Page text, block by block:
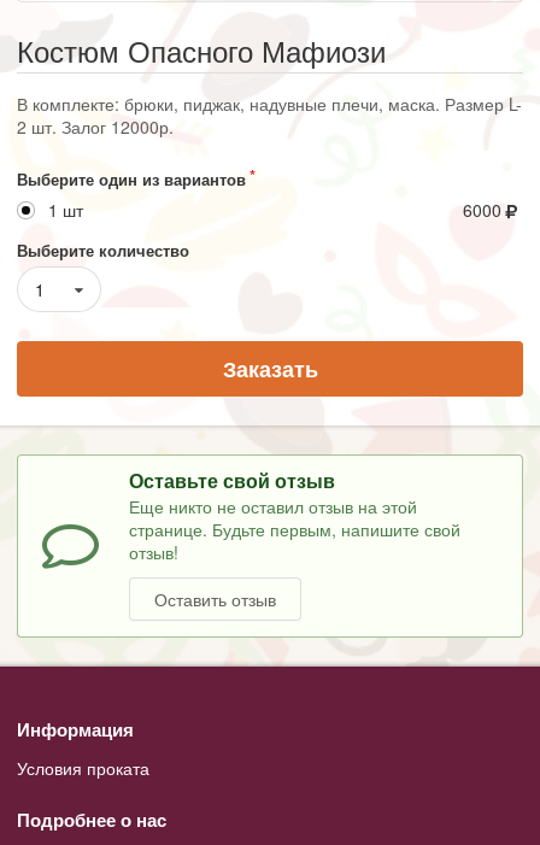
Костюм Опасного Мафиози
В комплекте: брюки, пиджак, надувные плечи, маска. Размер L-
2 шт. Залог 12000р.
Выберите один из вариантов
1 шт 6000
Выберите количество
1
Заказать
Оставьте свой отзыв
Еще никто не оставил отзыв на этой
странице. Будьте первым, напишите свой
отзыв!
Оставить отзыв
Информация
Условия проката
Подробнее о нас